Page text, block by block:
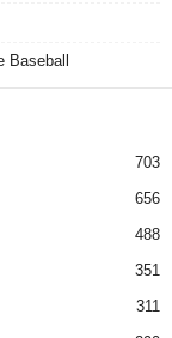
Baseball
703
656
488
351
311